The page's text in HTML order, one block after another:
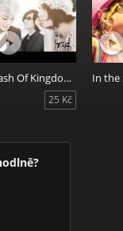
Clash Of Kingdoms
25 Kč